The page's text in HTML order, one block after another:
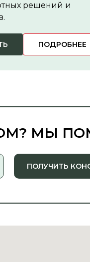
решений и
ПОДРОБНЕЕ
ПОЛУЧИТЬ
МЫ